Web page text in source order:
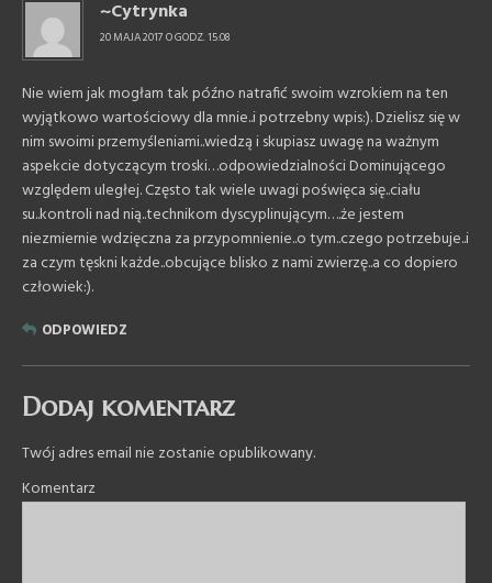
~Cytrynka
20 MAJA 2017 O GODZ. 15:08
Nie wiem jak mogłam tak późno natrafić swoim wzrokiem na ten
wyjątkowo wartościowy dla mnie..i potrzebny wpis:). Dzielisz się w
nim swoimi przemyśleniami..wiedzą i skupiasz uwagę na ważnym
aspekcie dotyczącym troski…odpowiedzialności Dominującego
względem uległej. Często tak wiele uwagi poświęca się..ciału
su..kontroli nad nią..technikom dyscyplinującym….że jestem
niezmiernie wdzięczna za przypomnienie..o tym..czego potrzebuje..i
za czym tęskni każde..obcujące blisko z nami zwierzę..a co dopiero
człowiek:).
ODPOWIEDZ
Dodaj komentarz
Twój adres email nie zostanie opublikowany.
Komentarz